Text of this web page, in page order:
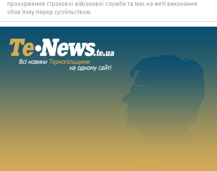
проходження строкової військової служби та має на меті виконання
обов’язку перед суспільством.